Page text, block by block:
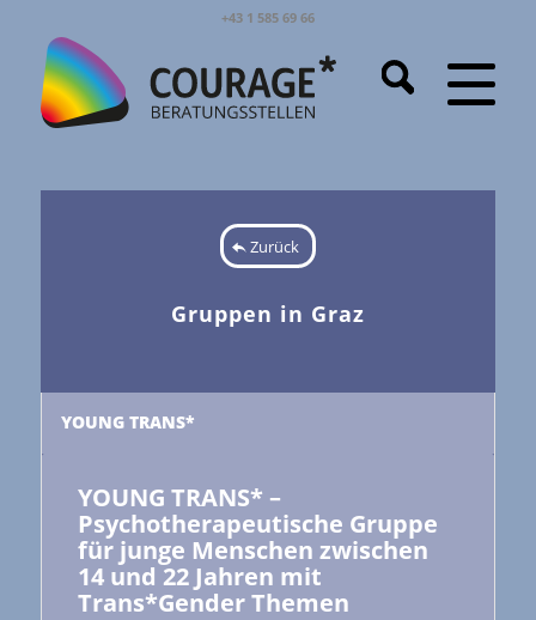
+43 1 585 69 66
Zurück
Gruppen in Graz
YOUNG TRANS*
YOUNG TRANS* –
Psychotherapeutische Gruppe
für junge Menschen zwischen
14 und 22 Jahren mit
Trans*Gender Themen